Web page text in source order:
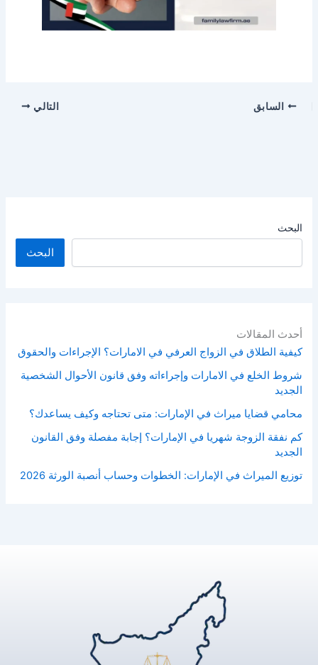
البحث
البحث
أحدث المقالات
كيفية الطلاق في الزواج العرفي في الامارات؟ الإجراءات والحقوق
شروط الخلع في الامارات وإجراءاته وفق قانون الأحوال الشخصية
الجديد
محامي قضايا ميراث في الإمارات: متى تحتاجه وكيف يساعدك؟
كم نفقة الزوجة شهريا في الإمارات؟ إجابة مفصلة وفق القانون
الجديد
توزيع الميراث في الإمارات: الخطوات وحساب أنصبة الورثة 2026
السابق التالي